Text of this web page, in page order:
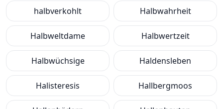
halbverkohlt Halbwahrheit
Halbweltdame Halbwertzeit
Halbwüchsige Haldensleben
Halisteresis Hallbergmoos